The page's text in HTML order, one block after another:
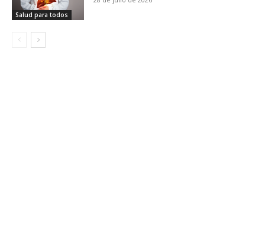
Salud para todos